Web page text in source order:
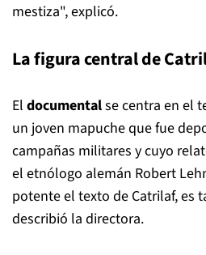
mestiza", explicó.
La figura central de
El documentalse centra en el
un joven mapuche que fue
campañas militares y cuyo
el etnólogo alemán Robert
potente el texto de Catrilaf, es
describió la directora.